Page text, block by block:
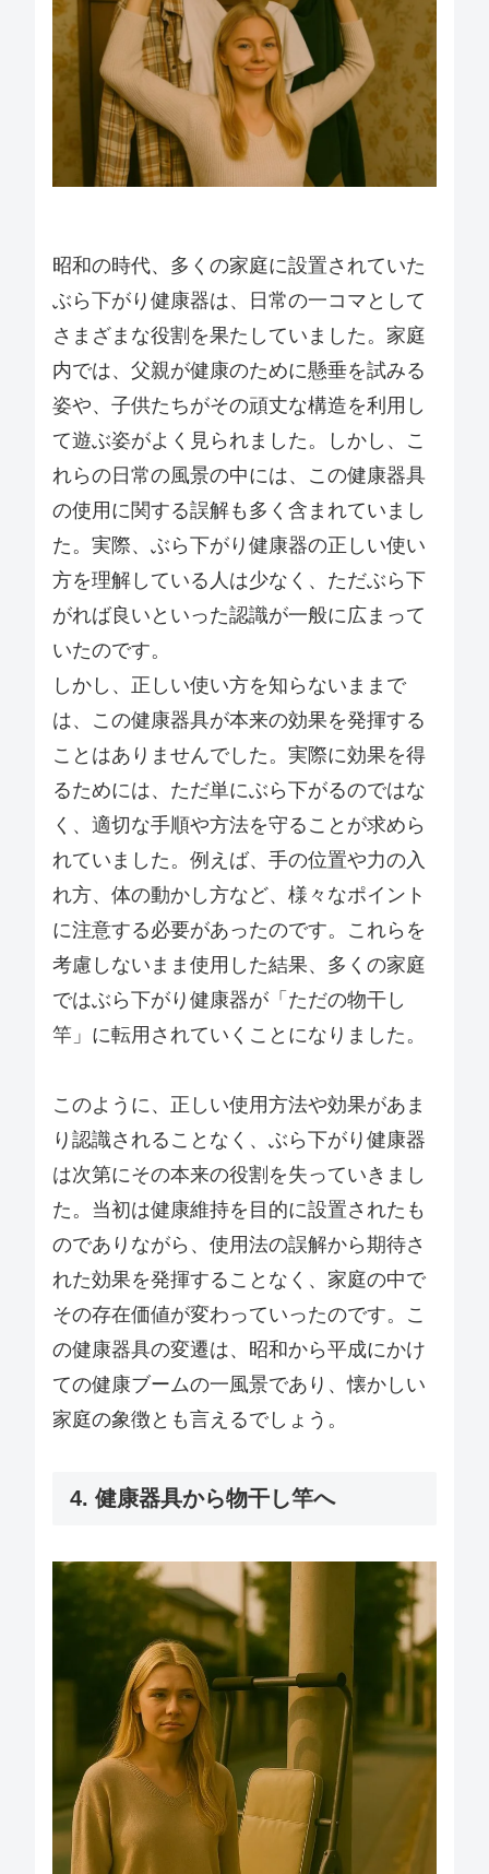
昭和の時代、多くの家庭に設置されていた
ぶら下がり健康器は、日常の一コマとして
さまざまな役割を果たしていました。家庭
内では、父親が健康のために懸垂を試みる
姿や、子供たちがその頑丈な構造を利用し
て遊ぶ姿がよく見られました。しかし、こ
れらの日常の風景の中には、この健康器具
の使用に関する誤解も多く含まれていまし
た。実際、ぶら下がり健康器の正しい使い
方を理解している人は少なく、ただぶら下
がれば良いといった認識が一般に広まって
いたのです。
しかし、正しい使い方を知らないままで
は、この健康器具が本来の効果を発揮する
ことはありませんでした。実際に効果を得
るためには、ただ単にぶら下がるのではな
く、適切な手順や方法を守ることが求めら
れていました。例えば、手の位置や力の入
れ方、体の動かし方など、様々なポイント
に注意する必要があったのです。これらを
考慮しないまま使用した結果、多くの家庭
ではぶら下がり健康器が「ただの物干し
竿」に転用されていくことになりました。
このように、正しい使用方法や効果があま
り認識されることなく、ぶら下がり健康器
は次第にその本来の役割を失っていきまし
た。当初は健康維持を目的に設置されたも
のでありながら、使用法の誤解から期待さ
れた効果を発揮することなく、家庭の中で
その存在価値が変わっていったのです。こ
の健康器具の変遷は、昭和から平成にかけ
ての健康ブームの一風景であり、懐かしい
家庭の象徴とも言えるでしょう。
4. 健康器具から物干し竿へ